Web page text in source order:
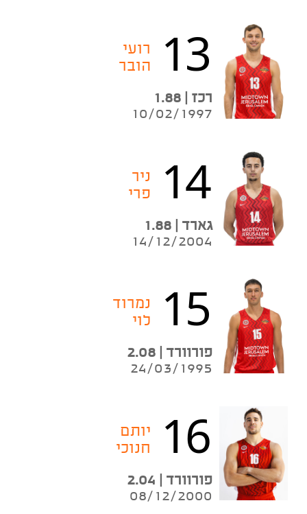
13
רועי
הובר
רכז | 1.88
10/02/1997
14
ניר
פרי
גארד | 1.88
14/12/2004
15
נמרוד
לוי
פורוורד | 2.08
24/03/1995
16
יותם
חנוכי
פורוורד | 2.04
08/12/2000